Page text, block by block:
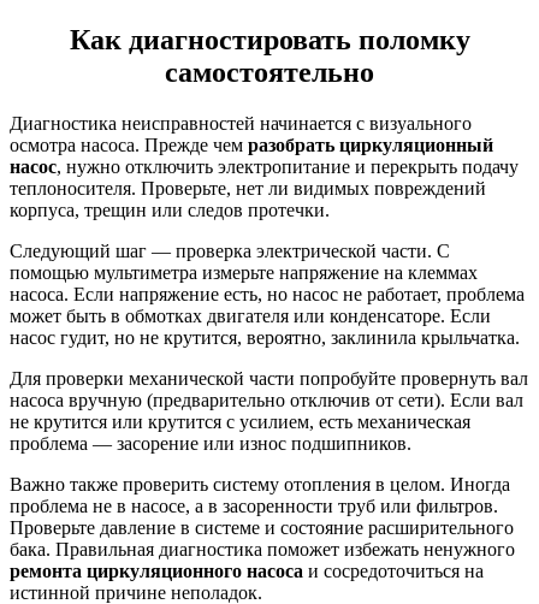
Как диагностировать поломку
самостоятельно
Диагностика неисправностей начинается с визуального
осмотра насоса. Прежде чем разобрать циркуляционный
насос, нужно отключить электропитание и перекрыть подачу
теплоносителя. Проверьте, нет ли видимых повреждений
корпуса, трещин или следов протечки.
Следующий шаг — проверка электрической части. С
помощью мультиметра измерьте напряжение на клеммах
насоса. Если напряжение есть, но насос не работает, проблема
может быть в обмотках двигателя или конденсаторе. Если
насос гудит, но не крутится, вероятно, заклинила крыльчатка.
Для проверки механической части попробуйте провернуть вал
насоса вручную (предварительно отключив от сети). Если вал
не крутится или крутится с усилием, есть механическая
проблема — засорение или износ подшипников.
Важно также проверить систему отопления в целом. Иногда
проблема не в насосе, а в засоренности труб или фильтров.
Проверьте давление в системе и состояние расширительного
бака. Правильная диагностика поможет избежать ненужного
ремонта циркуляционного насоса и сосредоточиться на
истинной причине неполадок.